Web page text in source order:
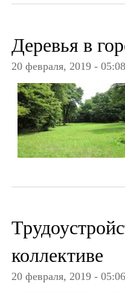
Деревья в
20 февраля, 2019 - 05:08
коллективе
20 февраля, 2019 - 05:06